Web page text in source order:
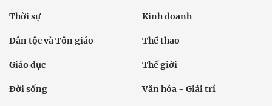
Thời sự Kinh doanh
Dân tộc và Tôn giáo Thể thao
Giáo dục Thế giới
Đời sống Văn hóa - Giải trí